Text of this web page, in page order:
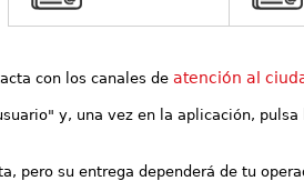
con los canales deatención al
y, una vez en la aplicación, pulsa
pero su entrega dependerá de tu